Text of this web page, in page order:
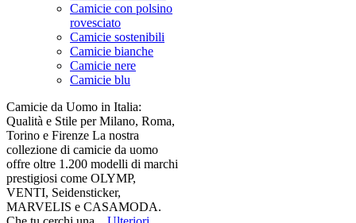
Camicie con polsino
rovesciato
Camicie sostenibili
Camicie bianche
Camicie nere
Camicie blu
Camicie da Uomo in Italia:
Qualità e Stile per Milano, Roma,
Torino e Firenze La nostra
collezione di camicie da uomo
offre oltre 1.200 modelli di marchi
prestigiosi come OLYMP,
VENTI, Seidensticker,
MARVELIS e CASAMODA.